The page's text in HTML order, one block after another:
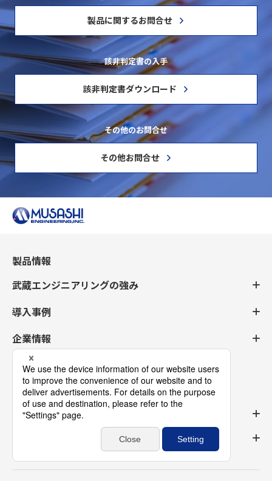
製品に関するお問合せ
該非判定書の入手
該非判定書ダウンロード
その他のお問合せ
その他お問合せ
製品情報
武蔵エンジニアリングの強み
導入事例
企業情報
採用情報
よくある質問
お問合せ一覧